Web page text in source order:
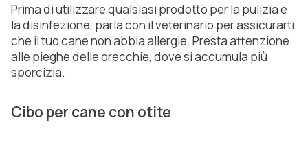
Prima di utilizzare qualsiasi prodotto per la pulizia e
la disinfezione, parla con il veterinario per assicurarti
che il tuo cane non abbia allergie. Presta attenzione
alle pieghe delle orecchie, dove si accumula più
sporcizia.
Cibo per cane con otite